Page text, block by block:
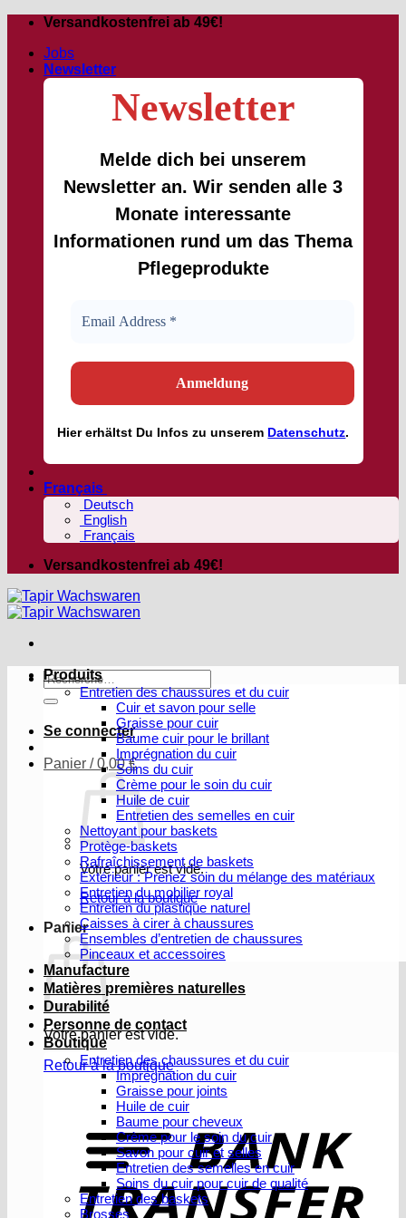
Passer
contenu
Versandkostenfrei ab 49€!
Jobs
Newsletter
Newsletter
Melde dich bei unserem
Newsletter an. Wir senden alle 3
Monate interessante
Informationen rund um das Thema
Pflegeprodukte
Hiererhältst Du Infos zu unserem Datenschutz.
Français
Deutsch
English
Français
Versandkostenfrei ab 49€!
Recherche
pour :
Se connecter
Panier /0,00€
Votre panier est vide.
Retour à la boutique
Panier
Votre panier est vide.
Retour à la boutique
Produits
Entretien des chaussures et du cuir
Cuir et savon pour selle
Graisse pour cuir
Baume cuir pour le brillant
Imprégnation du cuir
Soins du cuir
Crème pour le soin du cuir
Huile de cuir
Entretien des semelles en cuir
Nettoyant pour baskets
Protège-baskets
Rafraîchissement de baskets
Extérieur : Prenez soin du mélange des matériaux
Entretien du mobilier royal
Entretien du plastique naturel
Caisses à cirer à chaussures
Ensembles d’entretien de chaussures
Pinceaux et accessoires
Manufacture
Matières premières naturelles
Durabilité
Personne de contact
Boutique
Entretien des chaussures et du cuir
Imprégnation du cuir
Graisse pour joints
Huile de cuir
Baume pour cheveux
Crème pour le soin du cuir
Savon pour cuir et selles
Entretien des semelles en cuir
Soins du cuir pour cuir de qualité
Entretien des baskets
Brosses